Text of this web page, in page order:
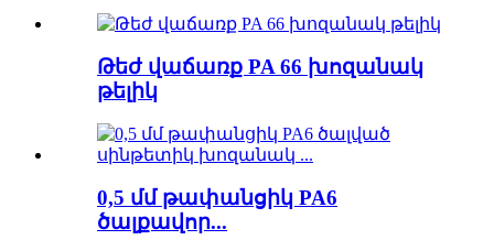
Թեժ վաճառք PA 66 խոզանակ
թելիկ
0,5 մմ թափանցիկ PA6
ծալքավոր...